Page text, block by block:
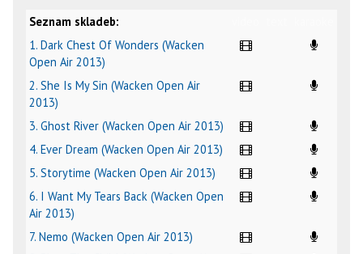
Seznam skladeb:
1. Dark Chest Of Wonders (Wacken
Open Air 2013)
2. She Is My Sin (Wacken Open Air
2013)
3. Ghost River (Wacken Open Air 2013)
4. Ever Dream (Wacken Open Air 2013)
5. Storytime (Wacken Open Air 2013)
6. I Want My Tears Back (Wacken Open
Air 2013)
7. Nemo (Wacken Open Air 2013)